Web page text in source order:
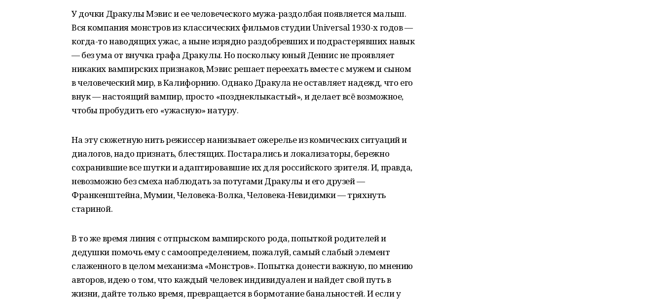
У дочки Дракулы Мэвис и ее человеческого мужа-раздолбая появляется малыш.
Вся компания монстров из классических фильмов студии Universal 1930-х годов —
когда-то наводящих ужас, а ныне изрядно раздобревших и подрастерявших навык
— без ума от внучка графа Дракулы. Но поскольку юный Деннис не проявляет
никаких вампирских признаков, Мэвис решает переехать вместе с мужем и сыном
в человеческий мир, в Калифорнию. Однако Дракула не оставляет надежд, что его
внук — настоящий вампир, просто «позднеклыкастый», и делает всё возможное,
чтобы пробудить его «ужасную» натуру.
На эту сюжетную нить режиссер нанизывает ожерелье из комических ситуаций и
диалогов, надо признать, блестящих. Постарались и локализаторы, бережно
сохранившие все шутки и адаптировавшие их для российского зрителя. И, правда,
невозможно без смеха наблюдать за потугами Дракулы и его друзей —
Франкенштейна, Мумии, Человека-Волка, Человека-Невидимки — тряхнуть
стариной.
В то же время линия с отпрыском вампирского рода, попыткой родителей и
дедушки помочь ему с самоопределением, пожалуй, самый слабый элемент
слаженного в целом механизма «Монстров». Попытка донести важную, по мнению
авторов, идею о том, что каждый человек индивидуален и найдет свой путь в
жизни, дайте только время, превращается в бормотание банальностей. И если у